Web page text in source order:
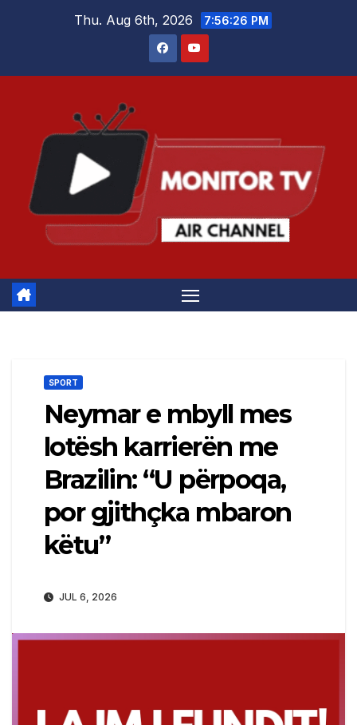
Thu. Aug 6th, 2026 7:56:26 PM
SPORT
Neymar e mbyll mes
lotësh karrierën me
Brazilin: “U përpoqa,
por gjithçka mbaron
këtu”
JUL 6, 2026